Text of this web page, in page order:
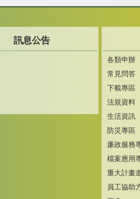
訊息公告
各類申辦
常見問答
下載專區
法規資料
生活資訊
防災專區
廉政服務
檔案應用
重大計畫
員工協助